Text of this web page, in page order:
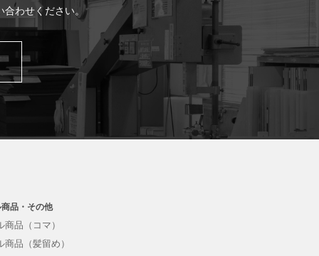
合わせください。
品・その他
商品（コマ）
商品（髪留め）